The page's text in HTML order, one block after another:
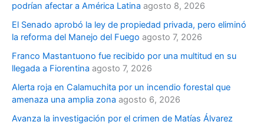
podrían afectar a América Latina agosto 8, 2026
El Senado aprobó la ley de propiedad privada, pero eliminó
la reforma del Manejo del Fuego agosto 7, 2026
Franco Mastantuono fue recibido por una multitud en su
llegada a Fiorentina agosto 7, 2026
Alerta roja en Calamuchita por un incendio forestal que
amenaza una amplia zona agosto 6, 2026
Avanza la investigación por el crimen de Matías Álvarez